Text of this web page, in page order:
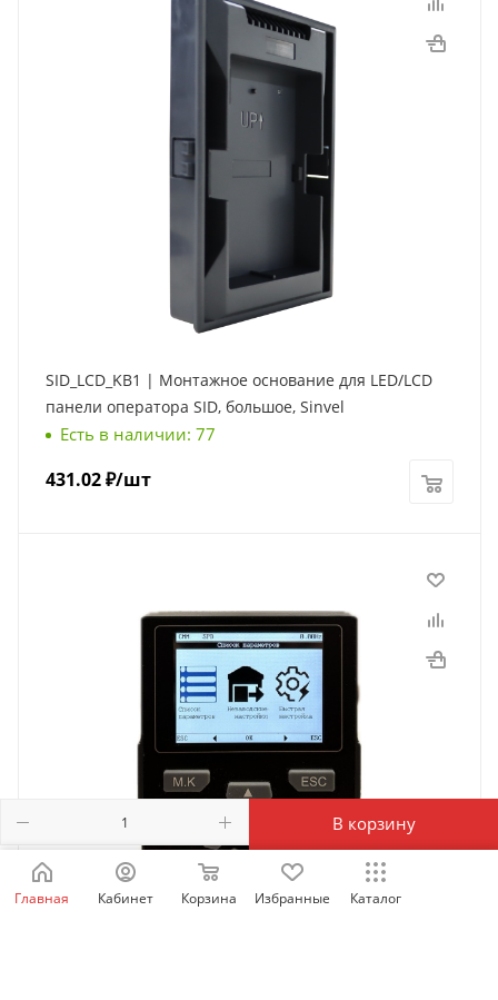
В корзину
SID_LCD_KB1 | Монтажное основание для LED/LCD
панели оператора SID, большое, Sinvel
Есть в наличии: 77
431.02₽/шт
Главная Кабинет Корзина Избранные Каталог